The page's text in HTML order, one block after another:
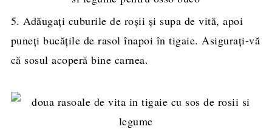
5. Adăugați cuburile de roșii și supa de vită, apoi
puneți bucățile de rasol înapoi în tigaie. Asigurați-vă
că sosul acoperă bine carnea.